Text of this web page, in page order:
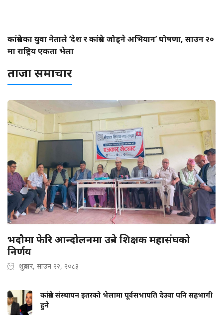
कांग्रेसका युवा नेताले ‘देश र कांग्रेस जोड्ने अभियान’ घोषणा, साउन २०
मा राष्ट्रिय एकता भेला
ताजा समाचार
भदौमा फेरि आन्दोलनमा उत्रने शिक्षक महासंघको
निर्णय
शुक्रबार, साउन २२, २०८३
कांग्रेस संस्थापन इतरको भेलामा पूर्वसभापति देउवा पनि सहभागी
हुने